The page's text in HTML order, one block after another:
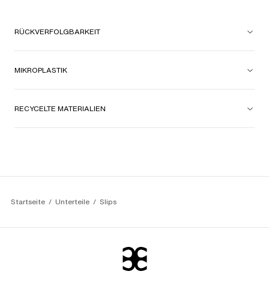
RÜCKVERFOLGBARKEIT
MIKROPLASTIK
RECYCELTE MATERIALIEN
Startseite Unterteile Slips